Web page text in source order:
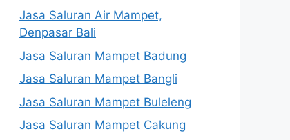
Jasa Saluran Air Mampet,
Denpasar Bali
Jasa Saluran Mampet Badung
Jasa Saluran Mampet Bangli
Jasa Saluran Mampet Buleleng
Jasa Saluran Mampet Cakung